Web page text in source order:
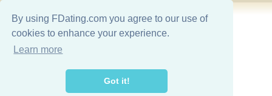
By using FDating.com you agree to our use of
cookies to enhance your experience.
Learn more
Got it!